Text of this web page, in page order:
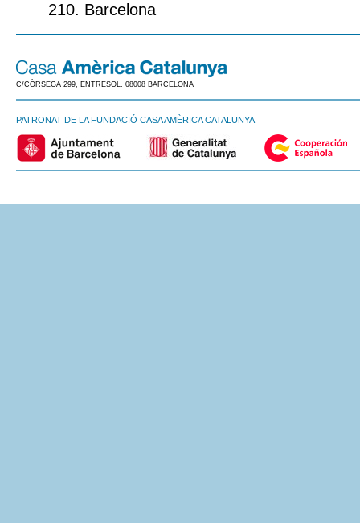
210. Barcelona
C/CÒRSEGA 299, ENTRESOL. 08008 BARCELONA
PATRONAT DE LA FUNDACIÓ CASA AMÈRICA CATALUNYA